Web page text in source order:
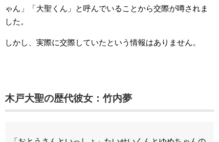
ゃん」「大聖くん」と呼んでいることから交際が噂されま
した。
しかし、実際に交際していたという情報はありません。
木戸大聖の歴代彼女：竹内夢